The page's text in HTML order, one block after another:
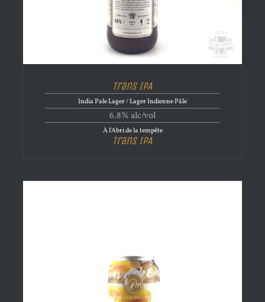
Trans IPA
India Pale Lager / Lager Indienne Pâle
6.8% alc/vol
À l'Abri de la tempête
Trans IPA